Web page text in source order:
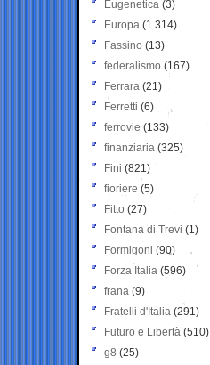
Eugenetica (3)
Europa (1.314)
Fassino (13)
federalismo (167)
Ferrara (21)
Ferretti (6)
ferrovie (133)
finanziaria (325)
Fini (821)
fioriere (5)
Fitto (27)
Fontana di Trevi (1)
Formigoni (90)
Forza Italia (596)
frana (9)
Fratelli d'Italia (291)
Futuro e Libertà (510)
g8 (25)